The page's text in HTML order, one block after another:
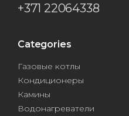
+371 22064338
Categories
Газовые котлы
Кондиционеры
Камины
Водонагреватели